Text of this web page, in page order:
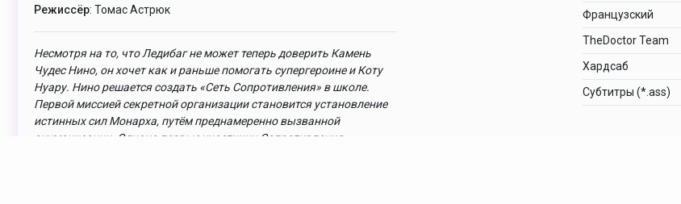
Режиссёр: Томас Астрюк
Несмотря на то, что Ледибаг не может теперь доверить Камень
Чудес Нино, он хочет как и раньше помогать супергероине и Коту
Нуару. Нино решается создать «Сеть Сопротивления» в школе.
Первой миссией секретной организации становится установление
истинных сил Монарха, путём преднамеренно вызванной
акуманизации. Однако первые участники Сопротивления -
Французский
TheDoctor Team
Хардсаб
Cубтитры (*.ass)